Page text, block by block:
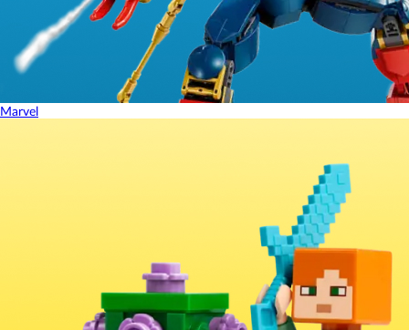
Marvel